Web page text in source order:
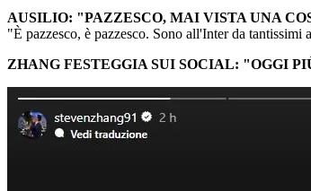
AUSILIO: "PAZZESCO, MAI VISTA UNA
"È pazzesco, è pazzesco. Sono all'Inter da
ZHANG FESTEGGIA SUI SOCIAL: "OGGI